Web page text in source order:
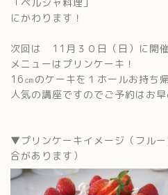
にかわります！
次回は 11月３０日（日）に開
メニューはプリンケーキ！
16㎝のケーキを１ホールお持ち
人気の講座ですのでご予約はお早
▼プリンケーキイメージ（フル
合があります）